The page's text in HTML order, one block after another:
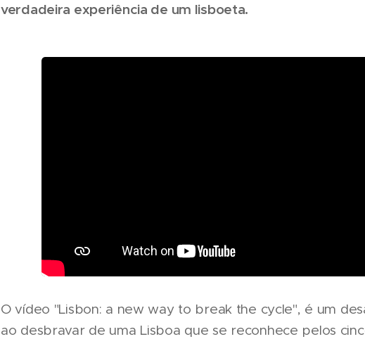
verdadeira experiência de um lisboeta.
O vídeo "Lisbon: a new way to break the cycle", é um
ao desbravar de uma Lisboa que se reconhece pelos